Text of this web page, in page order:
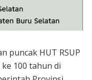
puncak HUT RSUP
100 tahun di